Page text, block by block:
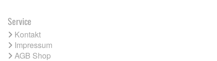
Service
Kontakt
Impressum
AGB Shop